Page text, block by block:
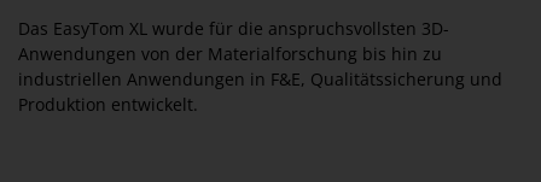
Das EasyTom XL wurde für die anspruchsvollsten 3D-
Anwendungen von der Materialforschung bis hin zu
industriellen Anwendungen in F&E, Qualitätssicherung und
Produktion entwickelt.